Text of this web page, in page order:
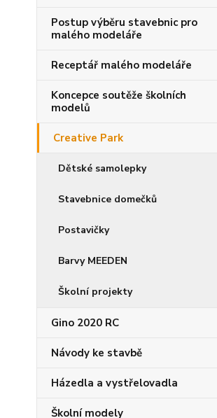
Postup výběru stavebnic pro
malého modeláře
Receptář malého modeláře
Koncepce soutěže školních
modelů
Creative Park
Dětské samolepky
Stavebnice domečků
Postavičky
Barvy MEEDEN
Školní projekty
Gino 2020 RC
Návody ke stavbě
Házedla a vystřelovadla
Školní modely